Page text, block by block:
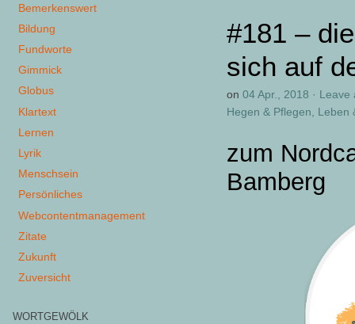
#181 –
sich auf
on 04 Apr., 2018 · Leave
Hegen & Pflegen, Leben
zum
Bamberg
Bemerkenswert
Bildung
Fundworte
Gimmick
Globus
Klartext
Lernen
Lyrik
Menschsein
Persönliches
Webcontentmanagement
Zitate
Zukunft
Zuversicht
WORTGEWÖLK